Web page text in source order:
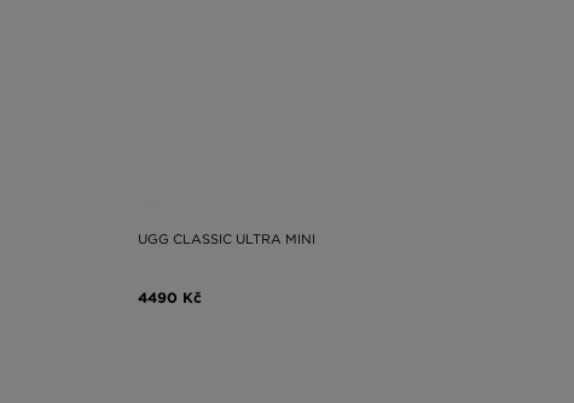
UGG CLASSIC ULTRA MINI
4490 Kč